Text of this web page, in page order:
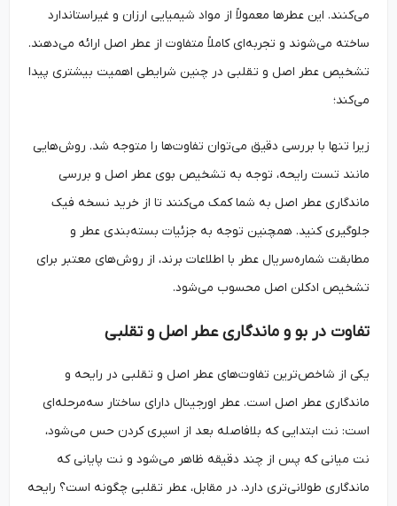
می‌کنند. این عطرها معمولاً از مواد شیمیایی ارزان و غیراستاندارد
ساخته می‌شوند و تجربه‌ای کاملاً متفاوت از عطر اصل ارائه می‌دهند.
تشخیص عطر اصل و تقلبی در چنین شرایطی اهمیت بیشتری پیدا
می‌کند؛
زیرا تنها با بررسی دقیق می‌توان تفاوت‌ها را متوجه شد. روش‌هایی
مانند تست رایحه، توجه به تشخیص بوی عطر اصل و بررسی
ماندگاری عطر اصل به شما کمک می‌کنند تا از خرید نسخه فیک
جلوگیری کنید. همچنین توجه به جزئیات بسته‌بندی عطر و
مطابقت شماره‌سریال عطر با اطلاعات برند، از روش‌های معتبر برای
تشخیص ادکلن اصل محسوب می‌شود.
تفاوت در بو و ماندگاری عطر اصل و تقلبی
یکی از شاخص‌ترین تفاوت‌های عطر اصل و تقلبی در رایحه و
ماندگاری عطر اصل است. عطر اورجینال دارای ساختار سه‌مرحله‌ای
است: نت ابتدایی که بلافاصله بعد از اسپری کردن حس می‌شود،
نت میانی که پس از چند دقیقه ظاهر می‌شود و نت پایانی که
ماندگاری طولانی‌تری دارد. در مقابل، عطر تقلبی چگونه است؟ رایحه